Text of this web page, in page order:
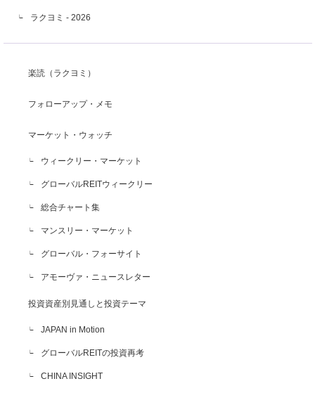
ラクヨミ - 2026
楽読（ラクヨミ）
フォローアップ・メモ
マーケット・ウォッチ
ウィークリー・マーケット
グローバルREITウィークリー
総合チャート集
マンスリー・マーケット
グローバル・フォーサイト
アモーヴァ・ニュースレター
投資資産別見通しと投資テーマ
JAPAN in Motion
グローバルREITの投資再考
CHINA INSIGHT